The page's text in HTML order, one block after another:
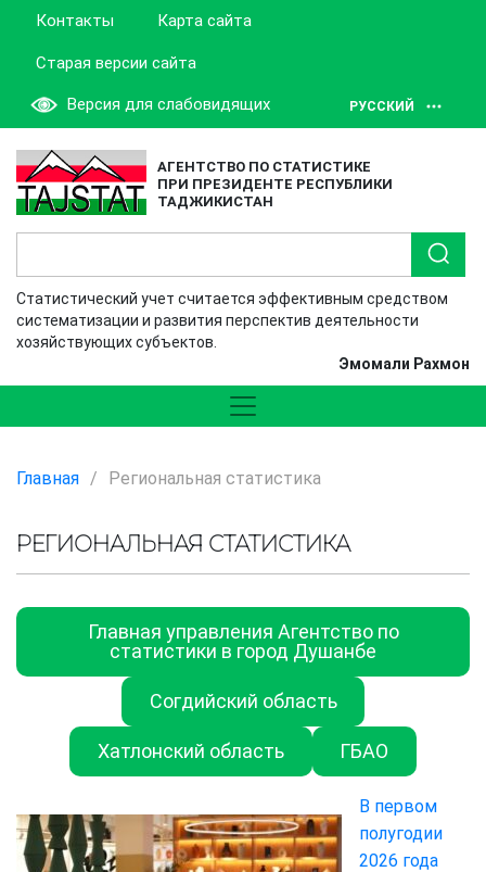
Контакты Карта сайта
Старая версии сайта
Версия для слабовидящих РУССКИЙ
АГЕНТСТВО ПО СТАТИСТИКЕ
ПРИ ПРЕЗИДЕНТЕ РЕСПУБЛИКИ
ТАДЖИКИСТАН
Статистический учет считается эффективным средством
систематизации и развития перспектив деятельности
хозяйствующих субъектов.
Эмомали Рахмон
Главная / Региональная статистика
РЕГИОНАЛЬНАЯ СТАТИСТИКА
Главная управления Агентство по
статистики в город Душанбе
Согдийский область
Хатлонский область ГБАО
В первом
полугодии
2026 года